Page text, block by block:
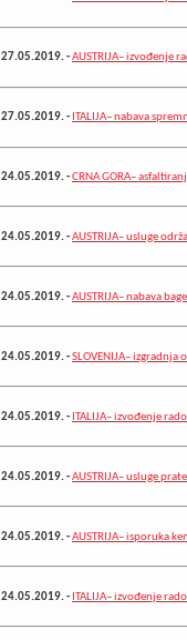
27.05.2019.-AUSTRIJA– izvođenje
27.05.2019.- ITALIJA– nabava
24.05.2019.-CRNA GORA–
24.05.2019.-AUSTRIJA– usluge
24.05.2019.-AUSTRIJA– nabava
24.05.2019.-SLOVENIJA– izgradnja
24.05.2019.- ITALIJA– izvođenje
24.05.2019.-AUSTRIJA– usluge
24.05.2019.-AUSTRIJA– isporuka
24.05.2019.- ITALIJA– izvođenje